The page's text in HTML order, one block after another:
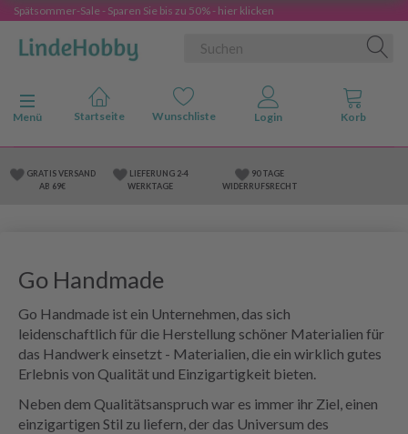
Spätsommer-Sale - Sparen Sie bis zu 50% - hier klicken
Anzeige ändern
Menü
GRATIS VERSAND
AB 69€
LIEFERUNG 2-4
WERKTAGE
90 TAGE
WIDERRUFSRECHT
Go Handmade
Go Handmade ist ein Unternehmen, das sich
leidenschaftlich für die Herstellung schöner Materialien für
das Handwerk einsetzt - Materialien, die ein wirklich gutes
Erlebnis von Qualität und Einzigartigkeit bieten.
Neben dem Qualitätsanspruch war es immer ihr Ziel, einen
einzigartigen Stil zu liefern, der das Universum des